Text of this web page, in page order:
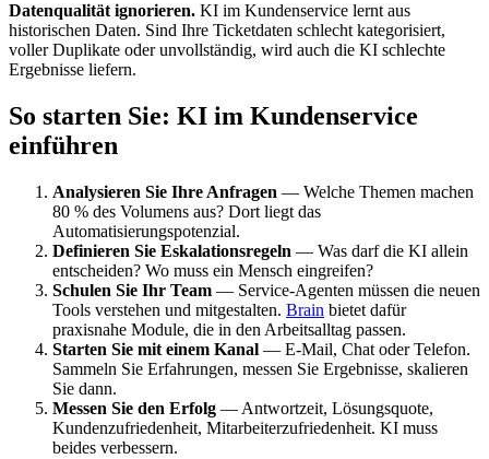
Datenqualität ignorieren. KI im Kundenservice lernt aus
historischen Daten. Sind Ihre Ticketdaten schlecht kategorisiert,
voller Duplikate oder unvollständig, wird auch die KI schlechte
Ergebnisse liefern.
So starten Sie: KI im Kundenservice
einführen
Analysieren Sie Ihre Anfragen — Welche Themen machen
80 % des Volumens aus? Dort liegt das
Automatisierungspotenzial.
Definieren Sie Eskalationsregeln — Was darf die KI allein
entscheiden? Wo muss ein Mensch eingreifen?
Schulen Sie Ihr Team — Service-Agenten müssen die neuen
Tools verstehen und mitgestalten. Brain bietet dafür
praxisnahe Module, die in den Arbeitsalltag passen.
Starten Sie mit einem Kanal — E-Mail, Chat oder Telefon.
Sammeln Sie Erfahrungen, messen Sie Ergebnisse, skalieren
Sie dann.
Messen Sie den Erfolg — Antwortzeit, Lösungsquote,
Kundenzufriedenheit, Mitarbeiterzufriedenheit. KI muss
beides verbessern.